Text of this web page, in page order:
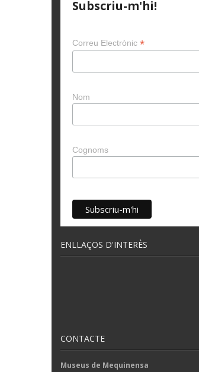
Subscriu-m'hi!
Correu Electrònic *
Nom
Cognoms
ENLLAÇOS D'INTERÈS
CONTACTE
Museus de Mequinensa